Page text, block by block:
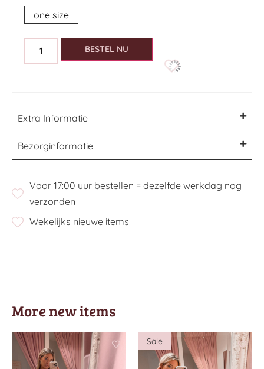
one size
BESTEL NU
Extra Informatie
Bezorginformatie
Voor 17:00 uur bestellen = dezelfde werkdag nog
verzonden
Wekelijks nieuwe items
More new items